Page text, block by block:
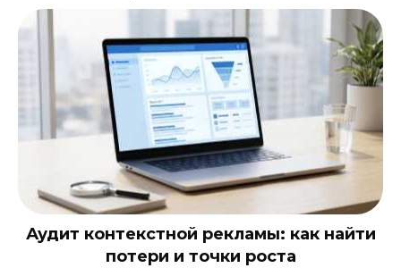
Аудит контекстной рекламы: как найти
потери и точки роста